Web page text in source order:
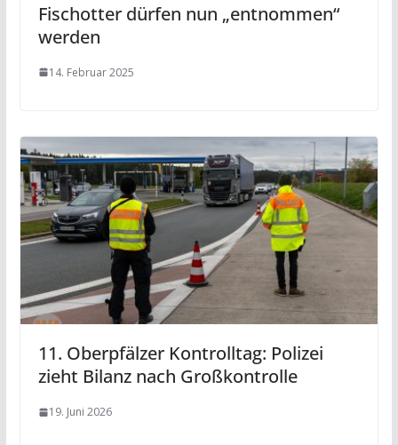
Fischotter dürfen nun „entnommen“
werden
14. Februar 2025
11. Oberpfälzer Kontrolltag: Polizei
zieht Bilanz nach Großkontrolle
19. Juni 2026